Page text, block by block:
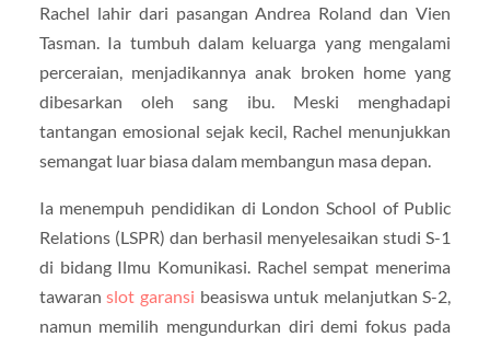
Rachel lahir dari pasangan Andrea Roland dan Vien
Tasman. Ia tumbuh dalam keluarga yang mengalami
perceraian, menjadikannya anak broken home yang
dibesarkan oleh sang ibu. Meski menghadapi
tantangan emosional sejak kecil, Rachel menunjukkan
semangat luar biasa dalam membangun masa depan.
Ia menempuh pendidikan di London School of Public
Relations (LSPR) dan berhasil menyelesaikan studi S-1
di bidang Ilmu Komunikasi. Rachel sempat menerima
tawaranslot garansi beasiswa untuk melanjutkan S-2,
namun memilih mengundurkan diri demi fokus pada